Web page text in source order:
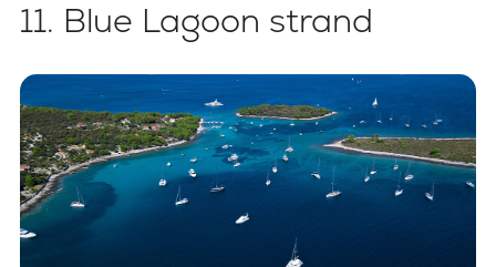
11. Blue Lagoon strand